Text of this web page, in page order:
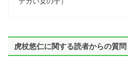
虎杖悠仁に関する読者からの質問